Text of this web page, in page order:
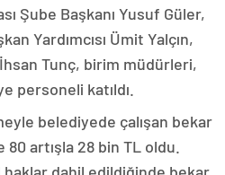
Şube Başkanı Yusuf Güler,
Yardımcısı Ümit Yalçın,
Tunç, birim müdürleri,
personeli katıldı.
belediyede çalışan bekar
80 artışla 28 bin TL oldu.